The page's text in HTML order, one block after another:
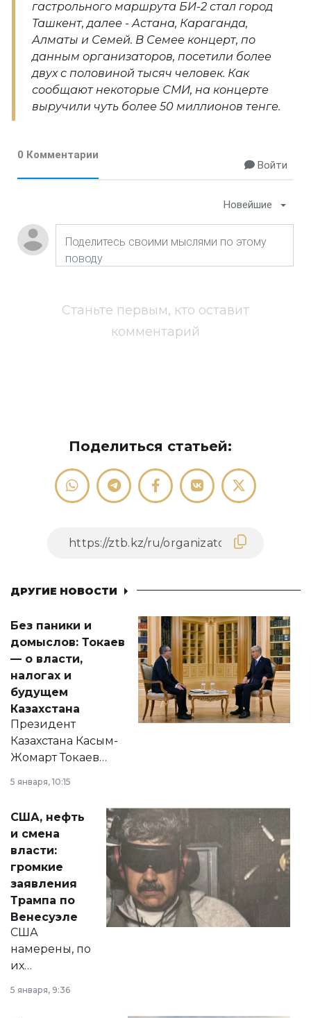
гастрольного маршрута БИ-2 стал город
Ташкент, далее - Астана, Караганда,
Алматы и Семей. В Семее концерт, по
данным организаторов, посетили более
двух с половиной тысяч человек. Как
сообщают некоторые СМИ, на концерте
выручили чуть более 50 миллионов тенге.
0 Комментарии
Войти
Новейшие
Станьте первым, кто оставит
комментарий
Поделиться статьей:
ДРУГИЕ НОВОСТИ
Без паники и
домыслов: Токаев
— о власти,
налогах и
будущем
Казахстана
Президент
Казахстана Касым-
Жомарт Токаев
сразу несколько
актуальных тем —
от слухов о
политических
реформах до
вопросов армии,
экономики и
личного здоровья.
5 января, 10:15
США, нефть
и смена
власти:
громкие
заявления
Трампа по
Венесуэле
США
намерены, по
их
принести
5 января, 9:36